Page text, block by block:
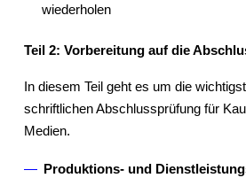
wiederholen
Teil 2: Vorbereitung auf die
In diesem Teil geht es um die
schriftlichen Abschlussprüfung für
Medien.
Produktions- und